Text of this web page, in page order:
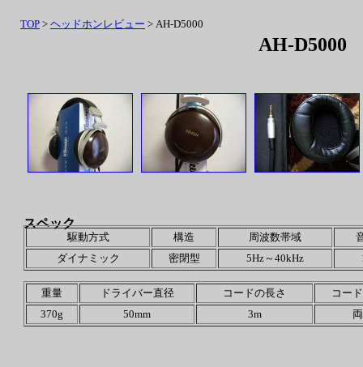
AH-D5000
スペック
駆動方式 構造 周波数帯域
ダイナミック
密閉型 5Hz～40kHz
重量 ドライバー直径 コードの長さ
コー
370g
50mm 3m
TOP > ヘッドホンレビュー > AH-D5000